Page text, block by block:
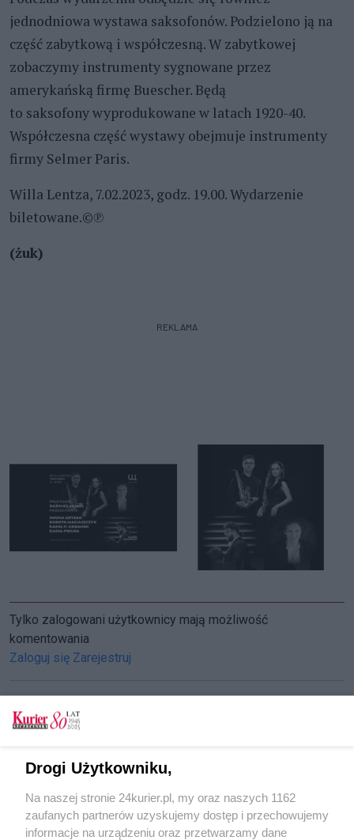
jednodniowa wystawa saksofonów. Podzielono ją na
część zabytkową i współczesną. W zabytkowej
zobaczymy instrumenty sygnowane przez
amerykańską firmę Buescher. Będą
to saksofony wyprodukowane w latach 1920-40.
Współczesna część wystawy obejmuje instrumenty
firmy Selmer Paris.
Willa Lentza, 7.02.2023, godz. 19.00. Wydarzenie
biletowane.©℗
(żuk)
REKLAMA
Tylko zalogowani użytkownicy mają możliwość
komentowania
Zaloguj się Zarejestruj
Super duet dał megakoncert w Willi Lentza
Willa Lentza. Styczeń w rytmie tanga
Świąteczny jazz w 13 Muzach
Drogi Użytkowniku,
Na naszej stronie 24kurier.pl, my oraz naszych 1162
zaufanych partnerów uzyskujemy dostęp i przechowujemy
informacje na urządzeniu oraz przetwarzamy dane